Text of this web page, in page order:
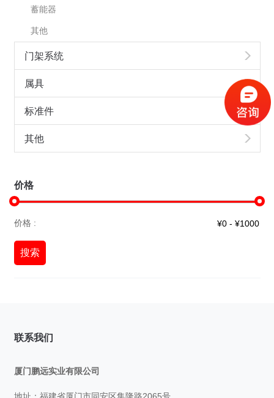
蓄能器
其他
门架系统
属具
标准件
其他
价格
价格 :
搜索
联系我们
厦门鹏远实业有限公司